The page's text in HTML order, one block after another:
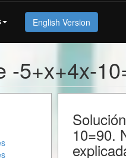
English Version
-5+x+4x-
10=90.